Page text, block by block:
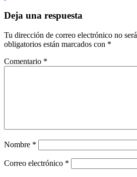
Deja una respuesta
Tu dirección de correo electrónico no
obligatorios están marcados con *
Comentario *
Nombre *
Correo electrónico *